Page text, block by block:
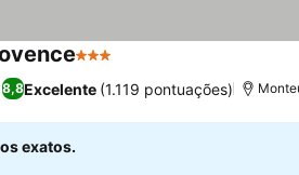
3 Estrelas
8,8Excelente (1.119 pontuações)
exatos.